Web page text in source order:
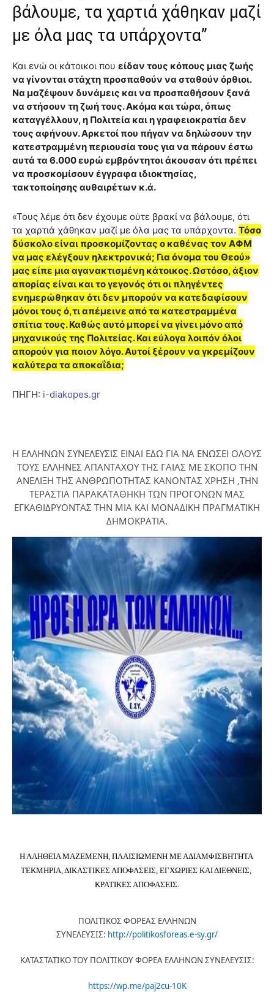
βάλουμε, τα χαρτιά χάθηκαν μαζί
με όλα μας τα υπάρχοντα”
Και ενώ οι κάτοικοι που είδαν τους κόπους μιας ζωής
να γίνονται στάχτη προσπαθούν να σταθούν όρθιοι.
Να μαζέψουν δυνάμεις και να προσπαθήσουν ξανά
να στήσουν τη ζωή τους. Ακόμα και τώρα, όπως
καταγγέλλουν, η Πολιτεία και η γραφειοκρατία δεν
τους αφήνουν. Αρκετοί που πήγαν να δηλώσουν την
κατεστραμμένη περιουσία τους για να πάρουν έστω
αυτά τα 6.000 ευρώ εμβρόντητοι άκουσαν ότι πρέπει
να προσκομίσουν έγγραφα ιδιοκτησίας,
τακτοποίησης αυθαιρέτων κ.ά.
«Τους λέμε ότι δεν έχουμε ούτε βρακί να βάλουμε, ότι
τα χαρτιά χάθηκαν μαζί με όλα μας τα υπάρχοντα. Τόσο
δύσκολο είναι προσκομίζοντας ο καθένας τον ΑΦΜ
να μας ελέγξουν ηλεκτρονικά; Για όνομα του Θεού»
μας είπε μια αγανακτισμένη κάτοικος. Ωστόσο, άξιον
απορίας είναι και το γεγονός ότι οι πληγέντες
ενημερώθηκαν ότι δεν μπορούν να κατεδαφίσουν
μόνοι τους ό,τι απέμεινε από τα κατεστραμμένα
σπίτια τους. Καθώς αυτό μπορεί να γίνει μόνο από
μηχανικούς της Πολιτείας. Και εύλογα λοιπόν όλοι
απορούν για ποιον λόγο. Αυτοί ξέρουν να γκρεμίζουν
καλύτερα τα αποκαΐδια;
ΠΗΓΗ: i-diakopes.gr
Η ΕΛΛΗΝΩΝ ΣΥΝΕΛΕΥΣΙΣ ΕΙΝΑΙ ΕΔΩ ΓΙΑ ΝΑ ΕΝΩΣΕΙ ΟΛΟΥΣ
ΤΟΥΣ ΕΛΛΗΝΕΣ ΑΠΑΝΤΑΧΟΥ ΤΗΣ ΓΑΙΑΣ ΜΕ ΣΚΟΠΟ ΤΗΝ
ΑΝΕΛΙΞΗ ΤΗΣ ΑΝΘΡΩΠΟΤΗΤΑΣ ΚΑΝΟΝΤΑΣ ΧΡΗΣΗ ,ΤΗΝ
ΤΕΡΑΣΤΙΑ ΠΑΡΑΚΑΤΑΘΗΚΗ ΤΩΝ ΠΡΟΓΟΝΩΝ ΜΑΣ
ΕΓΚΑΘΙΔΡΥΟΝΤΑΣ ΤΗΝ ΜΙΑ ΚΑΙ ΜΟΝΑΔΙΚΗ ΠΡΑΓΜΑΤΙΚΗ
ΔΗΜΟΚΡΑΤΙΑ.
Η ΑΛΗΘΕΙΑ ΜΑΖΕΜΕΝΗ, ΠΛΑΙΣΙΩΜΕΝΗ ΜΕ ΑΔΙΑΜΦΙΣΒΗΤΗΤΑ
ΤΕΚΜΗΡΙΑ, ΔΙΚΑΣΤΙΚΕΣ ΑΠΟΦΑΣΕΙΣ, ΕΓΧΩΡΙΕΣ ΚΑΙ ΔΙΕΘΝΕΙΣ,
ΚΡΑΤΙΚΕΣ ΑΠΟΦΑΣΕΙΣ.
ΠΟΛΙΤΙΚΟΣ ΦΟΡΕΑΣ ΕΛΛΗΝΩΝ
ΣΥΝΕΛΕΥΣΙΣ: http://politikosforeas.e-sy.gr/
ΚΑΤΑΣΤΑΤΙΚΟ ΤΟΥ ΠΟΛΙΤΙΚΟΥ ΦΟΡΕΑ ΕΛΛΗΝΩΝ ΣΥΝΕΛΕΥΣΙΣ:
https://wp.me/paj2cu-10K